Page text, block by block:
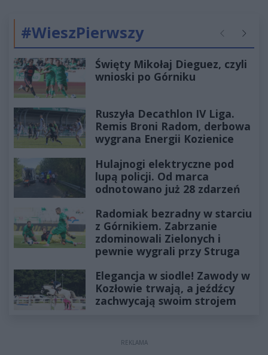
#WieszPierwszy Poprzednie
Święty Mikołaj Dieguez, czyli
wnioski po Górniku
Ruszyła Decathlon IV Liga.
Remis Broni Radom, derbowa
wygrana Energii Kozienice
Hulajnogi elektryczne pod
lupą policji. Od marca
odnotowano już 28 zdarzeń
Radomiak bezradny w starciu
z Górnikiem. Zabrzanie
zdominowali Zielonych i
pewnie wygrali przy Struga
Elegancja w siodle! Zawody w
Kozłowie trwają, a jeźdźcy
zachwycają swoim strojem
REKLAMA